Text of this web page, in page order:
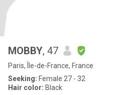
MOBBY, 47
Paris, Île-de-France, France
Seeking: Female 27 - 32
Hair color: Black